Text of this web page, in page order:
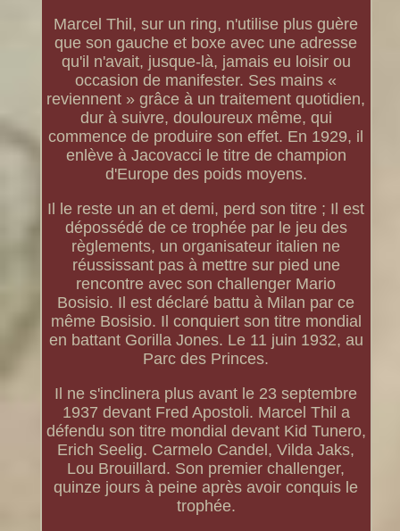
Marcel Thil, sur un ring, n'utilise plus guère
que son gauche et boxe avec une adresse
qu'il n'avait, jusque-là, jamais eu loisir ou
occasion de manifester. Ses mains «
reviennent » grâce à un traitement quotidien,
dur à suivre, douloureux même, qui
commence de produire son effet. En 1929, il
enlève à Jacovacci le titre de champion
d'Europe des poids moyens.
Il le reste un an et demi, perd son titre ; Il est
dépossédé de ce trophée par le jeu des
règlements, un organisateur italien ne
réussissant pas à mettre sur pied une
rencontre avec son challenger Mario
Bosisio. Il est déclaré battu à Milan par ce
même Bosisio. Il conquiert son titre mondial
en battant Gorilla Jones. Le 11 juin 1932, au
Parc des Princes.
Il ne s'inclinera plus avant le 23 septembre
1937 devant Fred Apostoli. Marcel Thil a
défendu son titre mondial devant Kid Tunero,
Erich Seelig. Carmelo Candel, Vilda Jaks,
Lou Brouillard. Son premier challenger,
quinze jours à peine après avoir conquis le
trophée.